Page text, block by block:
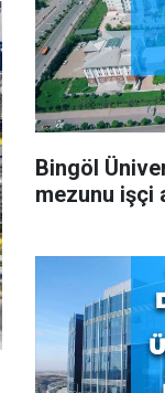
Bingöl
mezunu işçi